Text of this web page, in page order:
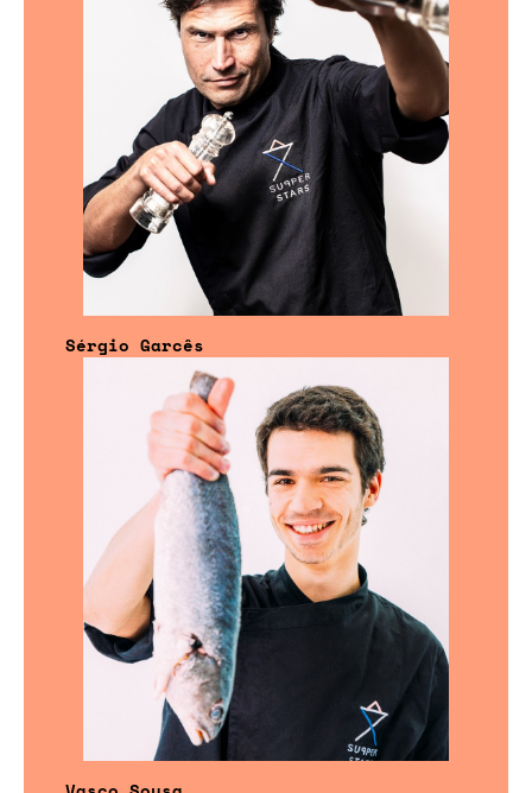
Sérgio Garcês